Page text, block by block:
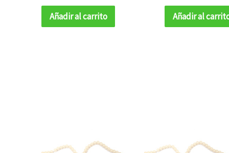
Ideal para Crear Bisutería
Romántica
Añadir al carrito
manualidades
Añadir al